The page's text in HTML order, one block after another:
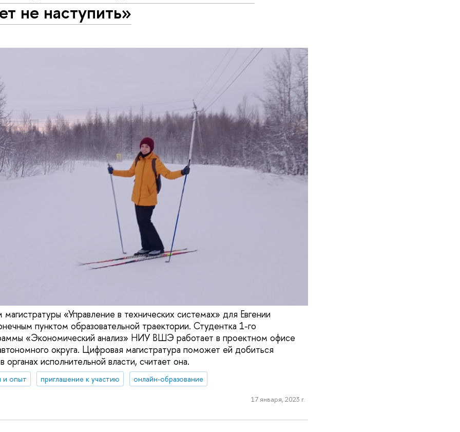
не наступить»
«Управление в технических системах» для Евгении
пунктом образовательной траектории. Студентка 1-го
«Экономический анализ» НИУ ВШЭ работает в проектном офисе
округа. Цифровая магистратура поможет ей добиться
органах исполнительной власти, считает она.
и опыт приглашение к участию онлайн-образование
17 января, 2023 г.